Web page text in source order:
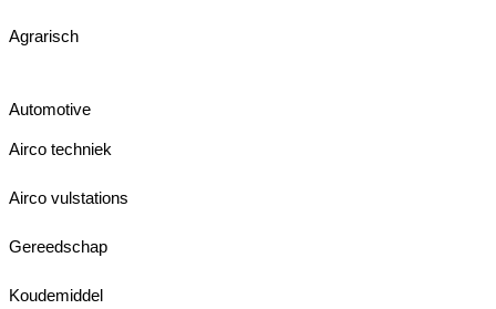
Agrarisch
Automotive
Airco techniek
Airco vulstations
Gereedschap
Koudemiddel